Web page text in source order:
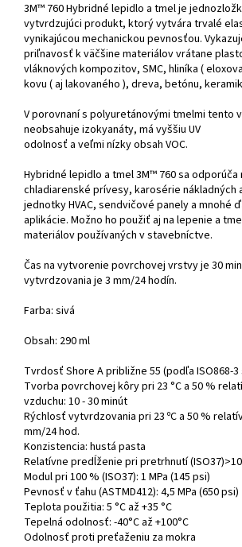
3M™ 760 Hybridné lepidlo a tmel je
vytvrdzujúci produkt, ktorý vytvára trvalé
vynikajúcou mechanickou pevnosťou.
priľnavosť k väčšine materiálov vrátane
vláknových kompozitov, SMC, hliníka (
kovu ( aj lakovaného ), dreva, betónu,
V porovnaní s polyuretánovými tmelmi tento
neobsahuje izokyanáty, má vyššiu UV
odolnosť a veľmi nízky obsah VOC.
Hybridné lepidlo a tmel 3M™ 760 sa odporúča
chladiarenské prívesy, karosérie nákladných
jednotky HVAC, sendvičové panely a mnohé
aplikácie. Možno ho použiť aj na lepenie a
materiálov používaných v stavebníctve.
Čas na vytvorenie povrchovej vrstvy je 30
vytvrdzovania je 3 mm/24 hodín.
Farba: sivá
Obsah: 290 ml
Tvrdosť Shore A približne 55 (podľa ISO868-3
Tvorba povrchovej kôry pri 23 °C a 50 %
vzduchu: 10 - 30 minút
Rýchlosť vytvrdzovania pri 23 ºC a 50 %
mm/24 hod.
Konzistencia: hustá pasta
Relatívne predĺženie pri pretrhnutí
Modul pri 100 % (ISO37): 1 MPa (145 psi)
Pevnosť v ťahu (ASTMD412): 4,5 MPa (650 psi)
Teplota použitia: 5 °C až +35 °C
Tepelná odolnosť: -40°C až +100°C
Odolnosť proti preťaženiu za mokra